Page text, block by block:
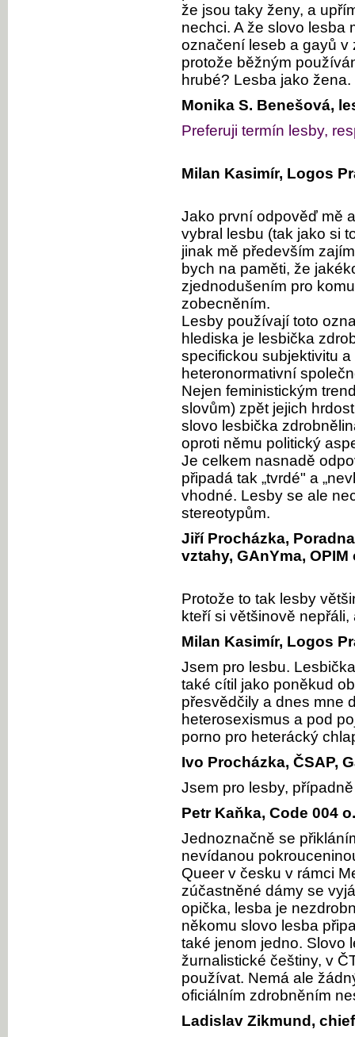
že jsou taky ženy, a
nechci. A že slovo lesba
označení leseb a gayů v
protože běžným
hrubé? Lesba jako
Monika S. Benešová,
Preferuji termín lesby,
Milan Kasimír, Logos
Jako první odpověď mě
vybral lesbu (tak jako si
jinak mě především
bych na paměti, že
zjednodušením pro
zobecněním.
Lesby používají toto
hlediska je lesbička
specifickou subjektivitu
heteronormativní
Nejen feministickým
slovům) zpět jejich
slovo lesbička
oproti němu politický
Je celkem nasnadě
připadá tak „tvrdé" a
vhodné. Lesby se ale
stereotypům.
Jiří Procházka,
vztahy, GAnYma, OPIM
Protože to tak lesby
kteří si většinově
Milan Kasimír, Logos
Jsem pro lesbu.
také cítil jako poněkud
přesvědčily a dnes mne
heterosexismus a pod
porno pro heterácký
Ivo Procházka, ČSAP,
Jsem pro lesby,
Petr Kaňka, Code 004
Jednoznačně se
nevídanou
Queer v česku v rámci
zúčastněné dámy se
opička, lesba je
někomu slovo lesba
také jenom jedno. Slovo
žurnalistické češtiny, v
používat. Nemá ale
oficiálním zdrobněním
Ladislav Zikmund,